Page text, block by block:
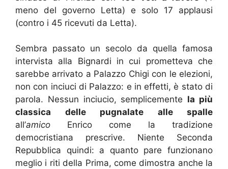
meno del governo Letta) e solo 17 applausi
(contro i 45 ricevuti da Letta).
Sembra passato un secolo da quella famosa
intervista alla Bignardi in cui prometteva che
sarebbe arrivato a Palazzo Chigi con le elezioni,
non con inciuci di Palazzo: e in effetti, è stato di
parola. Nessun inciucio, semplicemente la più
classica delle pugnalate alle spalle
all’amico Enrico come la tradizione
democristiana prescrive. Niente Seconda
Repubblica quindi: a quanto pare funzionano
meglio i riti della Prima, come dimostra anche la